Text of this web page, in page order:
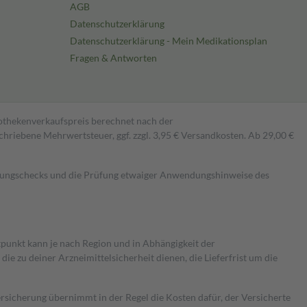
AGB
Datenschutzerklärung
Datenschutzerklärung - Mein Medikationsplan
Fragen & Antworten
berechnet nach der
Mehrwertsteuer, ggf. zzgl. 3,95 € Versandkosten. Ab 29,00 €
und die Prüfung etwaiger Anwendungshinweise des
kann je nach Region und in Abhängigkeit der
zu deiner Arzneimittelsicherheit dienen, die Lieferfrist um die
übernimmt in der Regel die Kosten dafür, der Versicherte